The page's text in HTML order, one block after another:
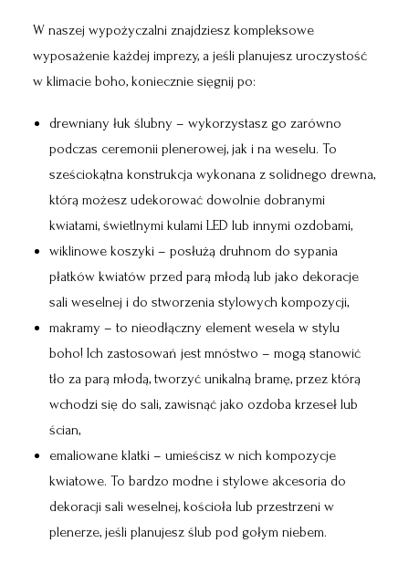
W naszej wypożyczalni znajdziesz kompleksowe
wyposażenie każdej imprezy, a jeśli planujesz uroczystość
w klimacie boho, koniecznie sięgnij po:
drewniany łuk ślubny – wykorzystasz go zarówno
podczas ceremonii plenerowej, jak i na weselu. To
sześciokątna konstrukcja wykonana z solidnego drewna,
którą możesz udekorować dowolnie dobranymi
kwiatami, świetlnymi kulami LED lub innymi ozdobami,
wiklinowe koszyki – posłużą druhnom do sypania
płatków kwiatów przed parą młodą lub jako dekoracje
sali weselnej i do stworzenia stylowych kompozycji,
makramy – to nieodłączny element wesela w stylu
boho! Ich zastosowań jest mnóstwo – mogą stanowić
tło za parą młodą, tworzyć unikalną bramę, przez którą
wchodzi się do sali, zawisnąć jako ozdoba krzeseł lub
ścian,
emaliowane klatki – umieścisz w nich kompozycje
kwiatowe. To bardzo modne i stylowe akcesoria do
dekoracji sali weselnej, kościoła lub przestrzeni w
plenerze, jeśli planujesz ślub pod gołym niebem.